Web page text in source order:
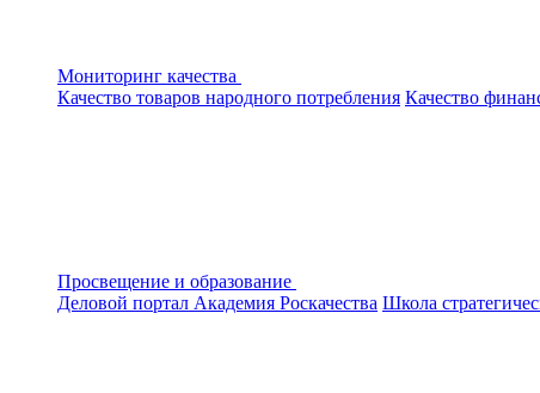
Мониторинг качества
Качество товаров народного потребления Качество
Просвещение и образование
Деловой портал Академия Роскачества Школа